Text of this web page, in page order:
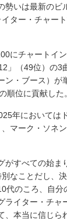
勢いは最新の
ター・チャー
にチャートイ
」（49位）の3
ン・ブース）
順位に貢献した。
年においては
マーク・ソネ
すべての始ま
なことだし、
代のころ、自分
ライター・チ
、本当に信じ